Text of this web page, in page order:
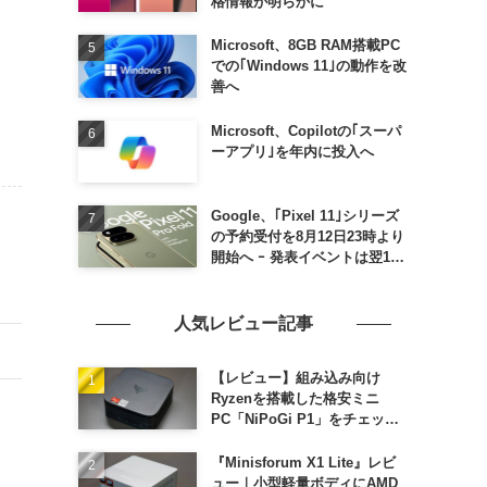
Microsoft、8GB RAM搭載PC
での｢Windows 11｣の動作を改
善へ
Microsoft、Copilotの｢スーパ
ーアプリ｣を年内に投入へ
Google、｢Pixel 11｣シリーズ
の予約受付を8月12日23時より
開始へ ｰ 発表イベントは翌13
人気レビュー記事
【レビュー】組み込み向け
Ryzenを搭載した格安ミニ
PC「NiPoGi P1」をチェック
高性能
『Minisforum X1 Lite』レビ
ュー｜小型軽量ボディにAMD